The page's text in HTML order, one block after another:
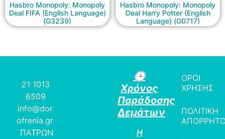
Hasbro Monopoly: Monopoly
Deal FIFA (English Language)
(G3239)
Hasbro Monopoly: Monopoly
Deal Harry Potter (English
Language) (G0717)
21 1013
6509
info@dor
ofrenia.gr
ΠΑΤΡΩΝ
🕒
Χρόνος
Παράδοσης
Δεμάτων
Η
ΟΡΟΙ
ΧΡΗΣΗΣ
ΠΟΛΙΤΙΚΗ